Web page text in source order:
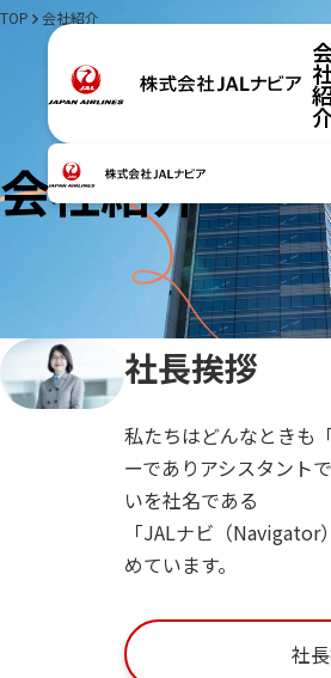
TOP 会社紹介
会社紹介
社長挨拶
私たちはどんなときも
ーでありアシスタント
いを社名である
「JALナビ（
めています。
社